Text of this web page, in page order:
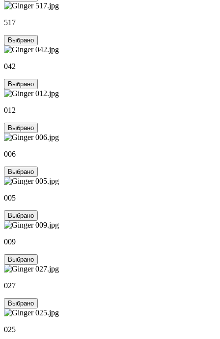
517
Выбрано
042
Выбрано
012
Выбрано
006
Выбрано
005
Выбрано
009
Выбрано
027
Выбрано
025